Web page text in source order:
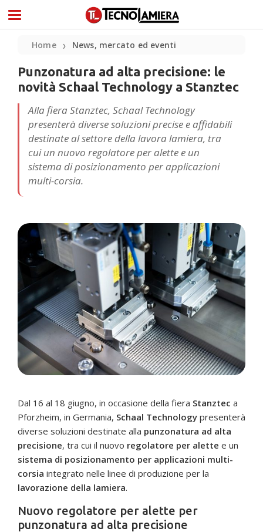
Home ❯ News, mercato ed eventi
Punzonatura ad alta precisione: le
novità Schaal Technology a Stanztec
Alla fiera Stanztec, Schaal Technology
presenterà diverse soluzioni precise e affidabili
destinate al settore della lavora lamiera, tra
cui un nuovo regolatore per alette e un
sistema di posizionamento per applicazioni
multi-corsia.
Dal 16 al 18 giugno, in occasione della fiera Stanztec a
Pforzheim, in Germania, Schaal Technology presenterà
diverse soluzioni destinate alla punzonatura ad alta
precisione, tra cui il nuovo regolatore per alette e un
sistema di posizionamento per applicazioni multi-
corsia integrato nelle linee di produzione per la
lavorazione della lamiera.
Nuovo regolatore per alette per
punzonatura ad alta precisione